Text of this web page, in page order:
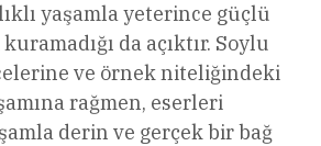
yaşamla yeterince güçlü
da açıktır. Soylu
ve örnek niteliğindeki
rağmen, eserleri
derin ve gerçek bir bağ